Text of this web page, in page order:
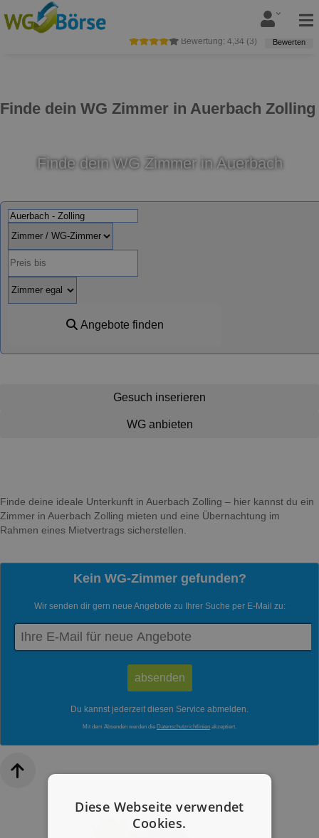
Finde dein WG Zimmer in Auerbach Zolling
Bewertung: 4,34 (3) Bewerten
Finde dein WG Zimmer in Auerbach
Angebote finden
Gesuch inserieren
WG anbieten
Finde deine ideale Unterkunft in Auerbach Zolling – hier kannst du ein
Zimmer in Auerbach Zolling mieten und eine Übernachtung im
Rahmen eines Mietvertrags sicherstellen.
Kein WG-Zimmer gefunden?
Wir senden dir gern neue Angebote zu Ihrer Suche per E-Mail zu:
Du kannst jederzeit diesen Service abmelden.
Mit dem Absenden werden die Datenschutzrichtlinien akzeptiert.
Diese Webseite verwendet
Cookies.